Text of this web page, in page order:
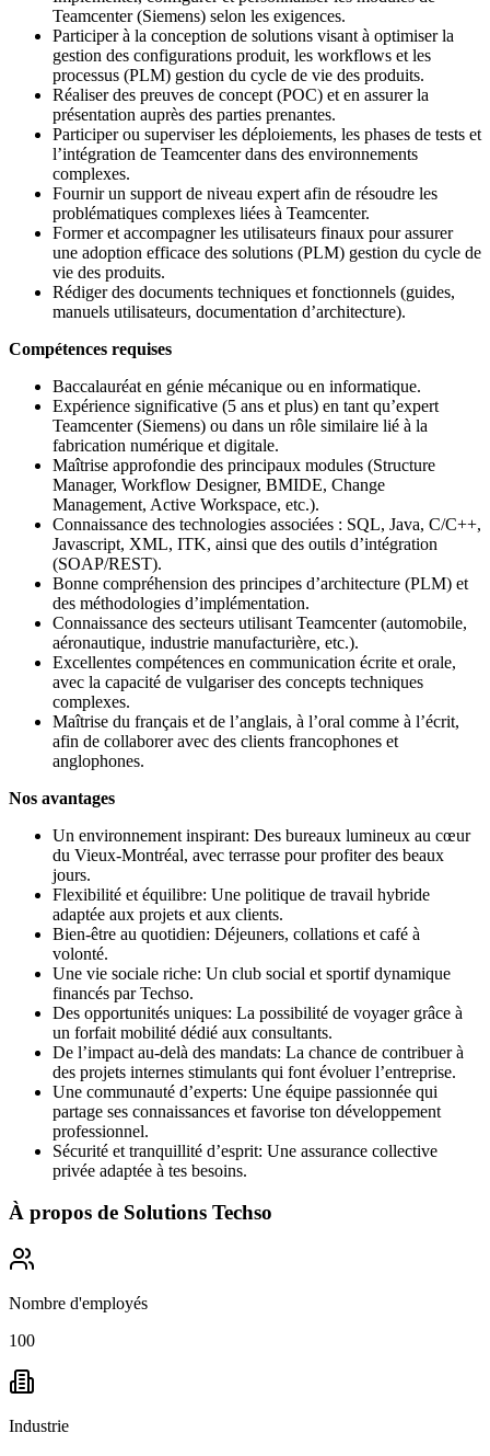
Teamcenter (Siemens) selon les exigences.
Participer à la conception de solutions visant à optimiser la
gestion des configurations produit, les workflows et les
processus (PLM) gestion du cycle de vie des produits.
Réaliser des preuves de concept (POC) et en assurer la
présentation auprès des parties prenantes.
Participer ou superviser les déploiements, les phases de tests et
l’intégration de Teamcenter dans des environnements
complexes.
Fournir un support de niveau expert afin de résoudre les
problématiques complexes liées à Teamcenter.
Former et accompagner les utilisateurs finaux pour assurer
une adoption efficace des solutions (PLM) gestion du cycle de
vie des produits.
Rédiger des documents techniques et fonctionnels (guides,
manuels utilisateurs, documentation d’architecture).
Compétences requises
Baccalauréat en génie mécanique ou en informatique.
Expérience significative (5 ans et plus) en tant qu’expert
Teamcenter (Siemens) ou dans un rôle similaire lié à la
fabrication numérique et digitale.
Maîtrise approfondie des principaux modules (Structure
Manager, Workflow Designer, BMIDE, Change
Management, Active Workspace, etc.).
Connaissance des technologies associées : SQL, Java, C/C++,
Javascript, XML, ITK, ainsi que des outils d’intégration
(SOAP/REST).
Bonne compréhension des principes d’architecture (PLM) et
des méthodologies d’implémentation.
Connaissance des secteurs utilisant Teamcenter (automobile,
aéronautique, industrie manufacturière, etc.).
Excellentes compétences en communication écrite et orale,
avec la capacité de vulgariser des concepts techniques
complexes.
Maîtrise du français et de l’anglais, à l’oral comme à l’écrit,
afin de collaborer avec des clients francophones et
anglophones.
Nos avantages
Un environnement inspirant: Des bureaux lumineux au cœur
du Vieux-Montréal, avec terrasse pour profiter des beaux
jours.
Flexibilité et équilibre: Une politique de travail hybride
adaptée aux projets et aux clients.
Bien-être au quotidien: Déjeuners, collations et café à
volonté.
Une vie sociale riche: Un club social et sportif dynamique
financés par Techso.
Des opportunités uniques: La possibilité de voyager grâce à
un forfait mobilité dédié aux consultants.
De l’impact au-delà des mandats: La chance de contribuer à
des projets internes stimulants qui font évoluer l’entreprise.
Une communauté d’experts: Une équipe passionnée qui
partage ses connaissances et favorise ton développement
professionnel.
Sécurité et tranquillité d’esprit: Une assurance collective
privée adaptée à tes besoins.
À propos de Solutions Techso
Nombre d'employés
100
Industrie